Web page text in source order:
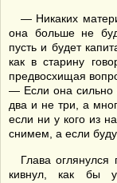
— Никаких
она больше не
пусть и будет
как в старину
предвосхищая
— Если она сильно
два и не три, а
если ни у кого из
снимем, а если
Глава
кивнул, как бы